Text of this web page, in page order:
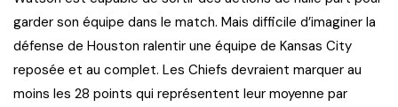
garder son équipe dans le match. Mais difficile d’imaginer la
défense de Houston ralentir une équipe de Kansas City
reposée et au complet. Les Chiefs devraient marquer au
moins les 28 points qui représentent leur moyenne par